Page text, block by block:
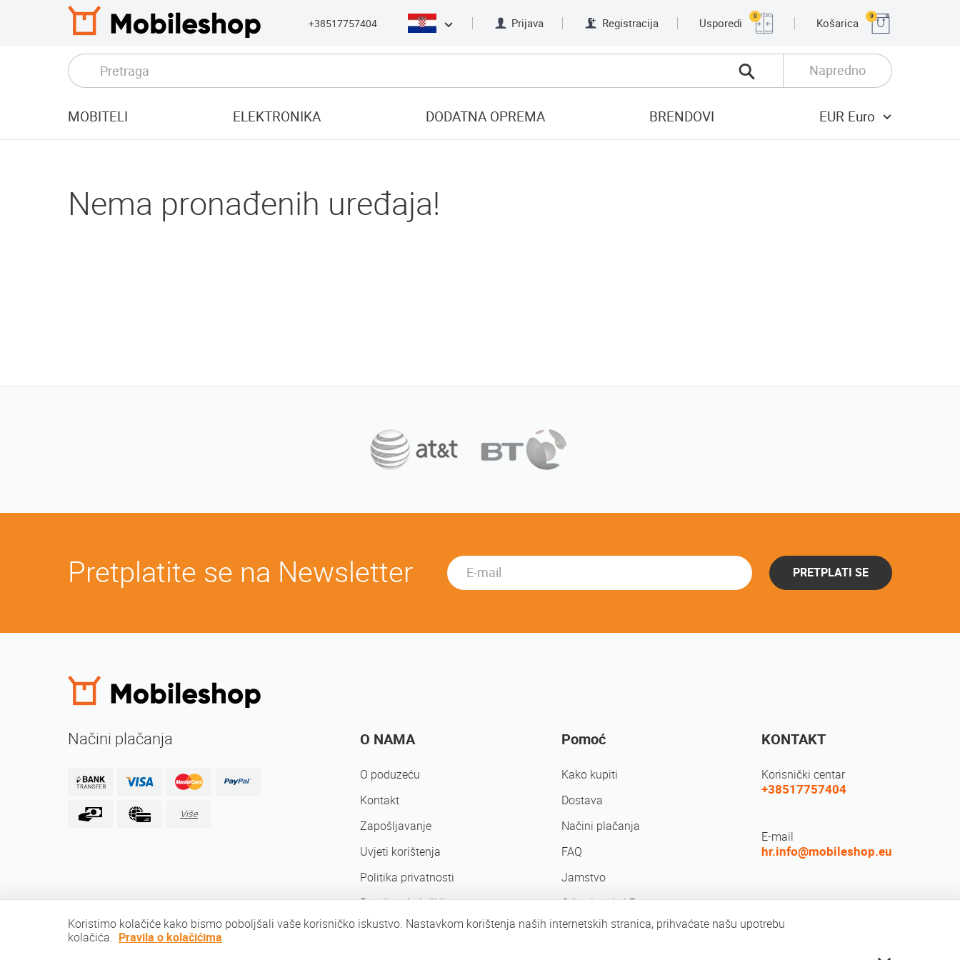
+38517757404 Prijava Registracija Usporedi
0
Košarica
0
Napredno
MOBITELI ELEKTRONIKA DODATNA OPREMA BRENDOVI EUR Euro
Nema pronađenih uređaja!
Pretplatite se na Newsletter PRETPLATI SE
Načini plačanja
Više
O NAMA
O poduzeću
Kontakt
Zapošljavanje
Uvjeti korištenja
Politika privatnosti
Pravila o kolačićima
Poslovni partneri
Pomoć
Kako kupiti
Dostava
Načini plačanja
FAQ
Jamstvo
Otkazivanje i Povrat
KONTAKT
Korisnički centar
+38517757404
E-mail
hr.info@mobileshop.eu
Društvene mreže
Koristimo kolačiće kako bismo poboljšali vaše korisničko iskustvo. Nastavkom korištenja naših internetskih stranica, prihvaćate našu upotrebu
kolačića. Pravila o kolačićima